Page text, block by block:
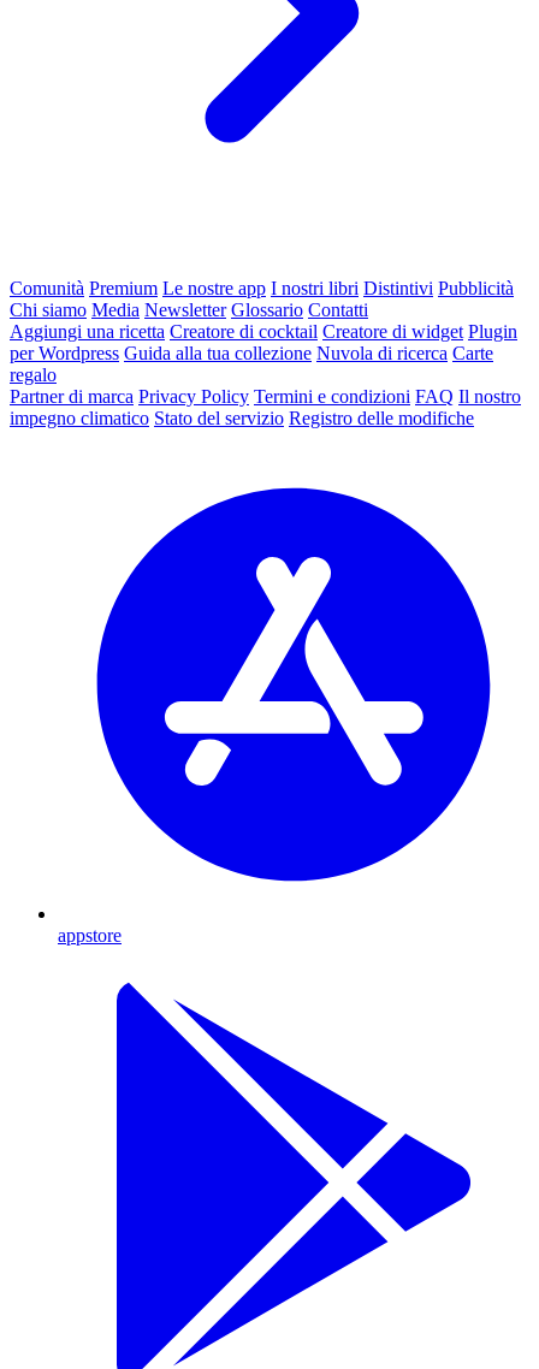
Comunità Premium Le nostre app I nostri libri Distintivi Pubblicità
Chi siamo Media Newsletter Glossario Contatti
Aggiungi una ricetta Creatore di cocktail Creatore di widget Plugin
per Wordpress Guida alla tua collezione Nuvola di ricerca Carte
regalo
Partner di marca Privacy Policy Termini e condizioni FAQ Il nostro
impegno climatico Stato del servizio Registro delle modifiche
appstore